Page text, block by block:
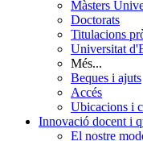
Màsters
Doctorats
Titulacions
Universitat
Més...
Beques i ajuts
Accés
Ubicacions i
Innovació docent i
El nostre